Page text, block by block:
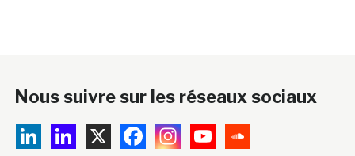
Nous suivre sur les réseaux sociaux